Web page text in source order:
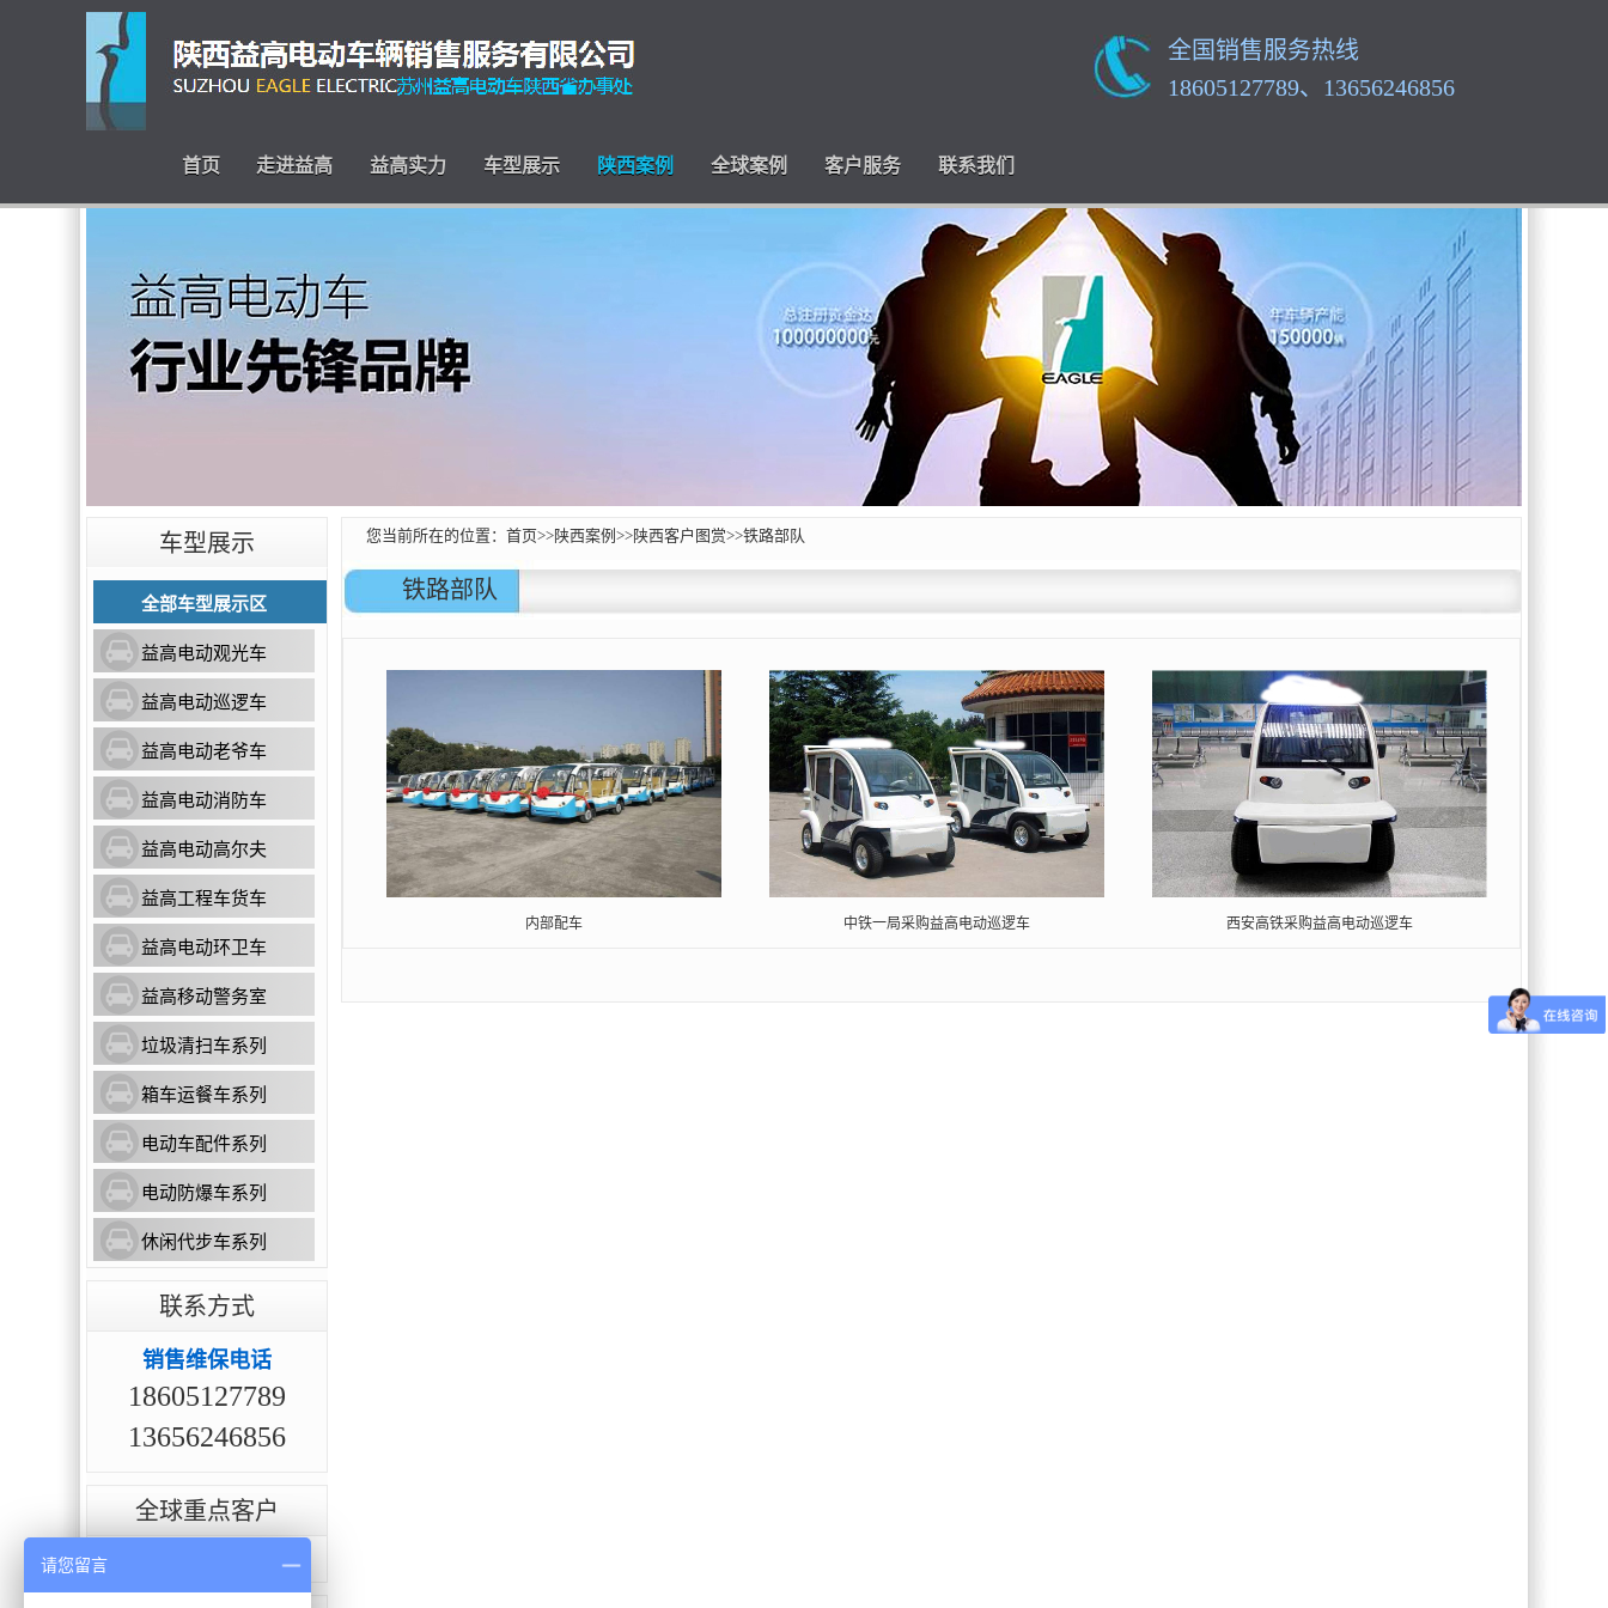
全国销售服务热线
18605127789、13656246856
首页 走进益高 益高实力 车型展示 陕西案例 全球案例 客户服务 联系我们
车型展示
全部车型展示区
益高电动观光车
益高电动巡逻车
益高电动老爷车
益高电动消防车
益高电动高尔夫
益高工程车货车
益高电动环卫车
益高移动警务室
垃圾清扫车系列
箱车运餐车系列
电动车配件系列
电动防爆车系列
休闲代步车系列
联系方式
销售维保电话
18605127789
13656246856
全球重点客户
您当前所在的位置： 首页>>陕西案例 >>陕西客户图赏>>铁路部队
铁路部队
内部配车 中铁一局采购益高电动巡逻车 西安高铁采购益高电动巡逻车
请您留言